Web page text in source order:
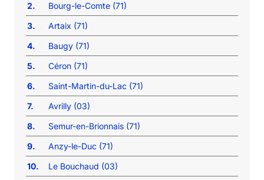
2.
Bourg-le-Comte (71)
3.
Artaix (71)
4.
Baugy (71)
5.
Céron (71)
6.
Saint-Martin-du-Lac (71)
7.
Avrilly (03)
8.
Semur-en-Brionnais (71)
9.
Anzy-le-Duc (71)
10.
Le Bouchaud (03)